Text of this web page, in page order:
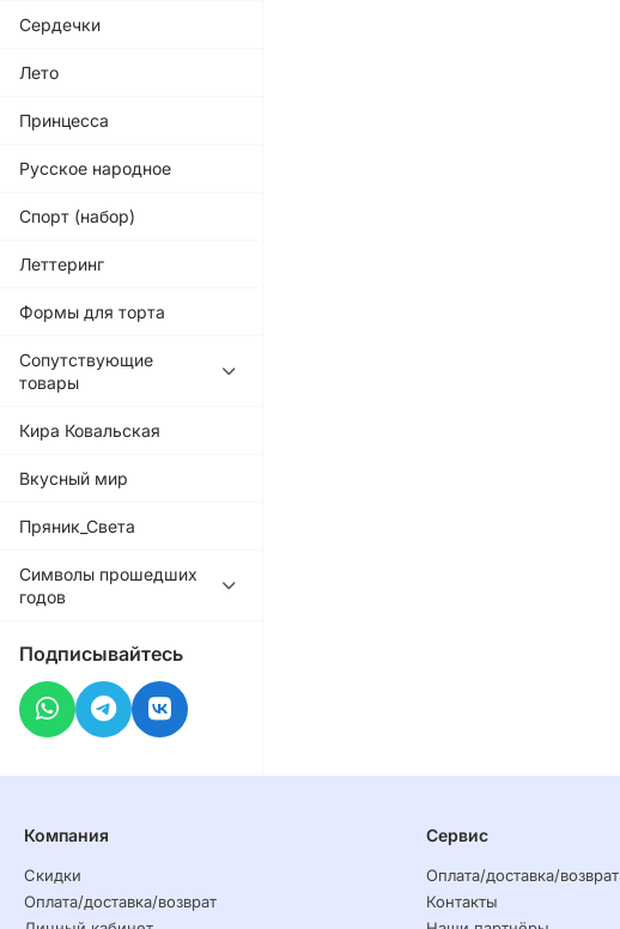
Сердечки
Лето
Принцесса
Русское народное
Спорт (набор)
Леттеринг
Формы для торта
Сопутствующие
товары
Кира Ковальская
Вкусный мир
Пряник_Света
Символы прошедших
годов
Подписывайтесь
Компания
Скидки
Оплата/доставка/возврат
Сервис
Оплата/доставка/возврат
Контакты